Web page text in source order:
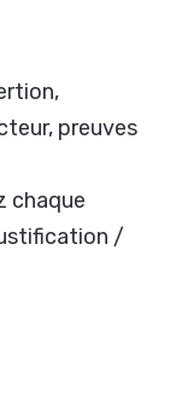
preuves
chaque
/